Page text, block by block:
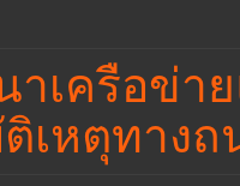
าเครือข่า
เหตุทางถ